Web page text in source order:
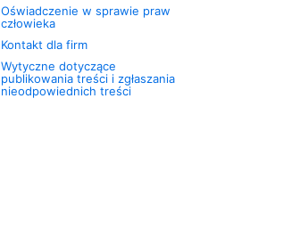
Oświadczenie w sprawie praw
człowieka
Kontakt dla firm
Wytyczne dotyczące
publikowania treści i zgłaszania
nieodpowiednich treści